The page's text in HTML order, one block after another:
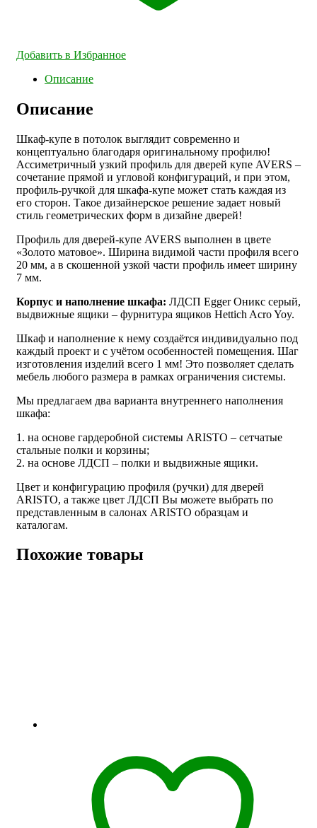
Добавить в Избранное
Описание
Описание
Шкаф-купе в потолок выглядит современно и
концептуально благодаря оригинальному профилю!
Ассиметричный узкий профиль для дверей купе AVERS –
сочетание прямой и угловой конфигураций, и при этом,
профиль-ручкой для шкафа-купе может стать каждая из
его сторон. Такое дизайнерское решение задает новый
стиль геометрических форм в дизайне дверей!
Профиль для дверей-купе AVERS выполнен в цвете
«Золото матовое». Ширина видимой части профиля всего
20 мм, а в скошенной узкой части профиль имеет ширину
7 мм.
Корпус и наполнение шкафа: ЛДСП Egger Оникс серый,
выдвижные ящики – фурнитура ящиков Hettich Acro Yoy.
Шкаф и наполнение к нему создаётся индивидуально под
каждый проект и с учётом особенностей помещения. Шаг
изготовления изделий всего 1 мм! Это позволяет сделать
мебель любого размера в рамках ограничения системы.
Мы предлагаем два варианта внутреннего наполнения
шкафа:
1. на основе гардеробной системы ARISTO – сетчатые
стальные полки и корзины;
2. на основе ЛДСП – полки и выдвижные ящики.
Цвет и конфигурацию профиля (ручки) для дверей
ARISTO, а также цвет ЛДСП Вы можете выбрать по
представленным в салонах ARISTO образцам и
каталогам.
Похожие товары